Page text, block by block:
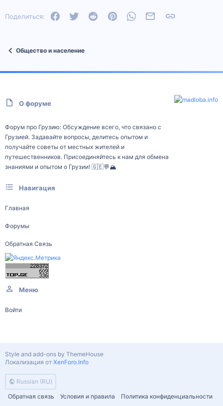
Поделиться: FacebookTwitter Reddit PinterestWhatsAppЭлектронная почта
Общество и население
О форуме
Форум про Грузию: Обсуждение всего, что связано с
Грузией. Задавайте вопросы, делитесь опытом и
получайте советы от местных жителей и
путешественников. Присоединяйтесь к нам для обмена
знаниями и опытом о Грузии! 🇬🇪💬🏔️
Навигация
Главная
Форумы
Обратная Связь
Меню
Войти
Russian (RU)
Обратная связь
Условия и правила Политика конфиденциальности
Style and add-ons by ThemeHouse
Локализация от XenForo.Info